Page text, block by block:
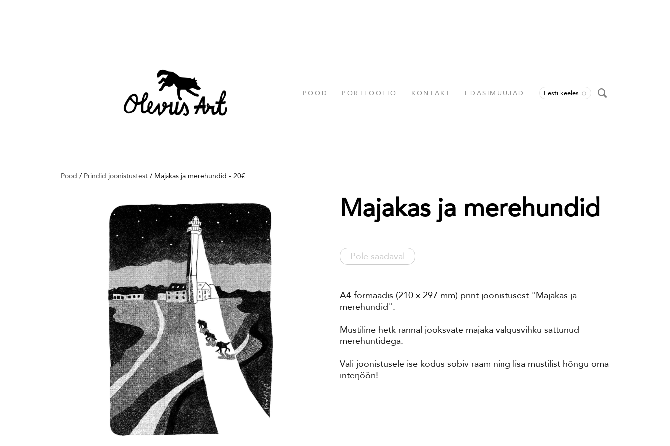
POOD PORTFOOLIO KONTAKT EDASIMÜÜJAD Eesti keeles
Pood / Prindid joonistustest / Majakas ja merehundid - 20€
Majakas ja merehundid
Pole saadaval
A4 formaadis (210 x 297 mm) print joonistusest "Majakas ja
merehundid".
Müstiline hetk rannal jooksvate majaka valgusvihku sattunud
merehuntidega.
Vali joonistusele ise kodus sobiv raam ning lisa müstilist hõngu oma
interjööri!